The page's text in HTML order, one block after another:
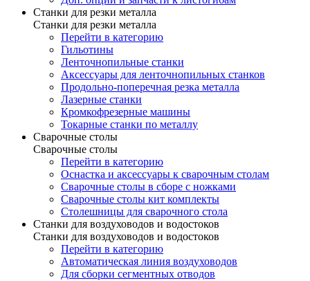
Станки для резки металла
Станки для резки металла
Перейти в категорию
Гильотины
Ленточнопильные станки
Аксессуары для ленточнопильных станков
Продольно-поперечная резка металла
Лазерные станки
Кромкофрезерные машины
Токарные станки по металлу
Сварочные столы
Сварочные столы
Перейти в категорию
Оснастка и аксессуары к сварочным столам
Сварочные столы в сборе с ножками
Сварочные столы кит комплекты
Столешницы для сварочного стола
Станки для воздуховодов и водостоков
Станки для воздуховодов и водостоков
Перейти в категорию
Автоматическая линия воздуховодов
Для сборки сегментных отводов